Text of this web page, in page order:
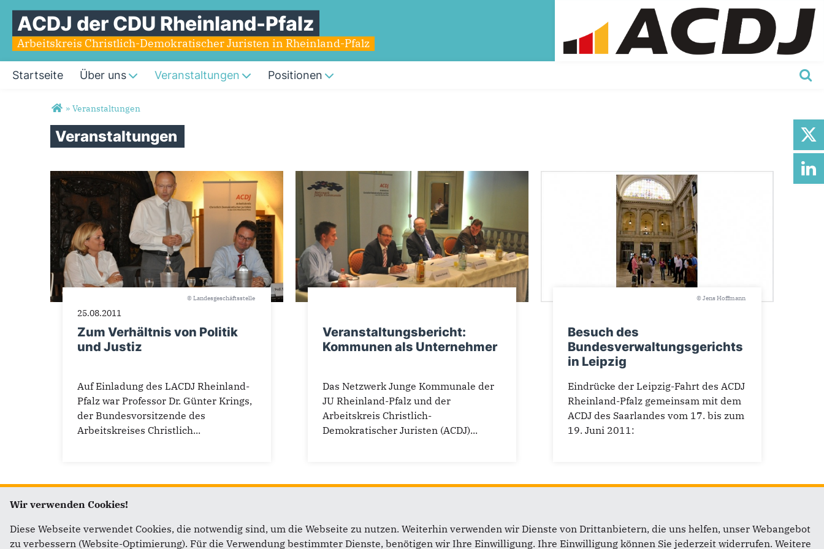
ACDJ der CDU Rheinland-Pfalz
Arbeitskreis Christlich-Demokratischer Juristen in Rheinland-Pfalz
Startseite Über uns Veranstaltungen Positionen
Sie sind hier
» Veranstaltungen
Veranstaltungen
© Landesgeschäftsstelle
25.08.2011
Zum Verhältnis von Politik
und Justiz
Auf Einladung des LACDJ Rheinland-
Pfalz war Professor Dr. Günter Krings,
der Bundesvorsitzende des
Arbeitskreises Christlich...
Veranstaltungsbericht:
Kommunen als Unternehmer
Das Netzwerk Junge Kommunale der
JU Rheinland-Pfalz und der
Arbeitskreis Christlich-
Demokratischer Juristen (ACDJ)...
© Jens Hoffmann
Besuch des
Bundesverwaltungsgerichts
in Leipzig
Eindrücke der Leipzig-Fahrt des ACDJ
Rheinland-Pfalz gemeinsam mit dem
ACDJ des Saarlandes vom 17. bis zum
19. Juni 2011:
Seiten
Wir verwenden Cookies!
Diese Webseite verwendet Cookies, die notwendig sind, um die Webseite zu nutzen. Weiterhin verwenden wir Dienste von Drittanbietern, die uns helfen, unser Webangebot
zu verbessern (Website-Optimierung). Für die Verwendung bestimmter Dienste, benötigen wir Ihre Einwilligung. Ihre Einwilligung können Sie jederzeit widerrufen. Weitere